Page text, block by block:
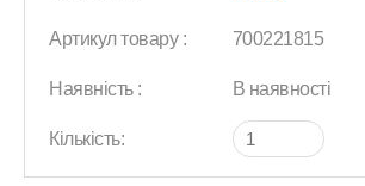
Артикул товару : 700221815
Наявність : В наявності
Кількість: